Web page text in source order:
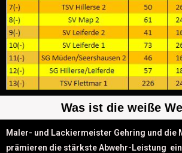
Was ist die weiße
Maler- und Lackiermeister Gehring und die
prämieren die stärkste Abwehr-Leistung